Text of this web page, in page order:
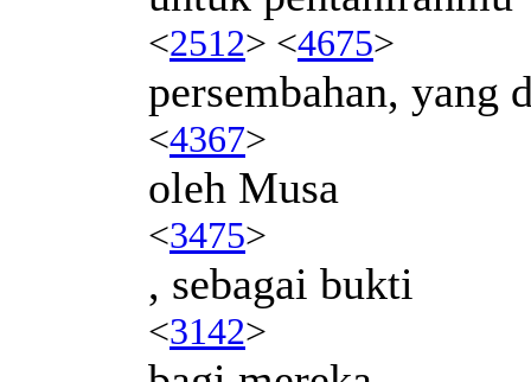
<2512> <4675>
persembahan, yang
<4367>
oleh Musa
<3475>
, sebagai bukti
<3142>